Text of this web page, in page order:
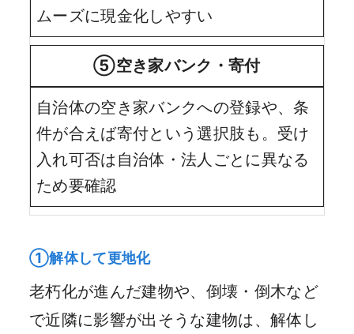
ムーズに現金化しやすい
⑤空き家バンク・寄付
自治体の空き家バンクへの登録や、条
件が合えば寄付という選択肢も。受け
入れ可否は自治体・法人ごとに異なる
ため要確認
①解体して更地化
老朽化が進んだ建物や、倒壊・倒木など
で近隣に影響が出そうな建物は、解体し